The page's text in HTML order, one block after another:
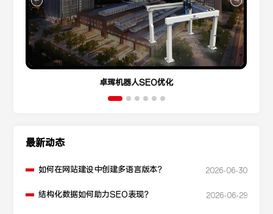
卓珲机器人SEO优化
最新动态
如何在网站建设中创建多语言版本？ 2026-06-30
结构化数据如何助力SEO表现？ 2026-06-29